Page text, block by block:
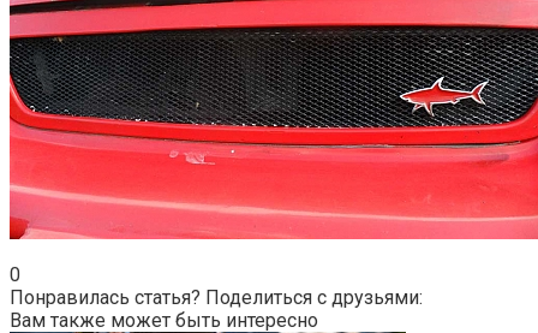
0
Понравилась статья? Поделиться с друзьями:
Вам также может быть интересно